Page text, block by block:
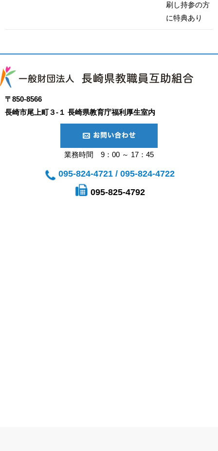
刷し持参の方
に特典あり
〒850-8566
長崎市尾上町３-１ 長崎県教育庁福利厚生室内
業務時間 9：00 ～ 17：45
095-824-4721 / 095-824-4722
095-825-4792